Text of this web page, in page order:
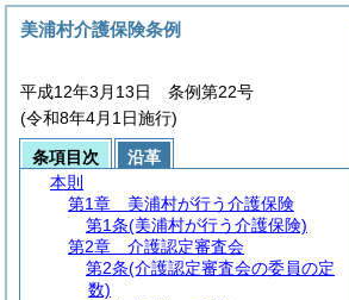
美浦村介護保険条例
平成12年3月13日 条例第22号
(令和8年4月1日施行)
条項目次
沿革
本則
第1章
美浦村が行う介護保険
第1条(美浦村が行う介護保険)
第2章
介護認定審査会
第2条(介護認定審査会の委員の定
数)